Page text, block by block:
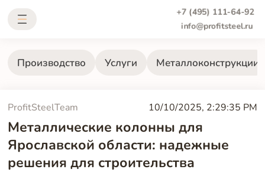
+7 (495) 111-64-92
info@profitsteel.ru
Производство Услуги Металлоконструкции
ProfitSteelTeam 10/10/2025, 2:29:35 PM
Металлические колонны для
Ярославской области: надежные
решения для строительства